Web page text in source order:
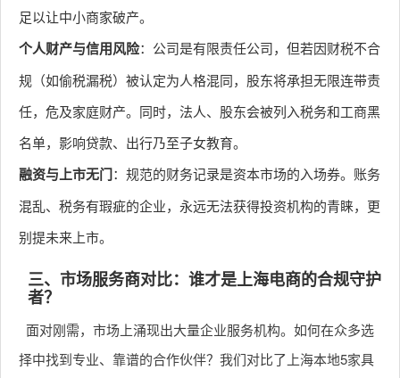
足以让中小商家破产。
个人财产与信用风险：公司是有限责任公司，但若因财税不合
规（如偷税漏税）被认定为人格混同，股东将承担无限连带责
任，危及家庭财产。同时，法人、股东会被列入税务和工商黑
名单，影响贷款、出行乃至子女教育。
融资与上市无门：规范的财务记录是资本市场的入场券。账务
混乱、税务有瑕疵的企业，永远无法获得投资机构的青睐，更
别提未来上市。
三、市场服务商对比：谁才是上海电商的合规守护
者？
面对刚需，市场上涌现出大量企业服务机构。如何在众多选
择中找到专业、靠谱的合作伙伴？我们对比了上海本地5家具